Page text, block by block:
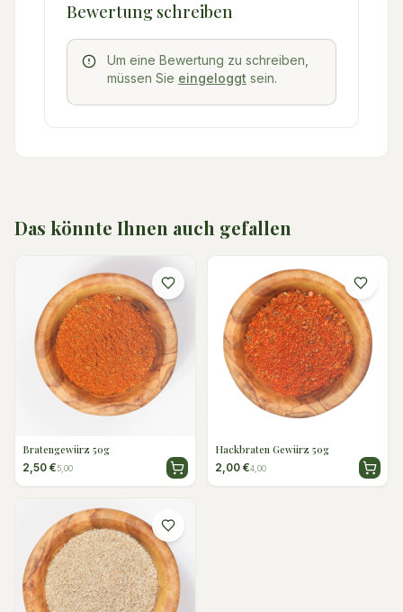
Bewertung schreiben
Um eine Bewertung zu schreiben,
müssen Sie eingeloggt sein.
Das könnte Ihnen auch gefallen
Bratengewürz 50g
2,50 €5,00
Hackbraten Gewürz 50g
2,00 €4,00